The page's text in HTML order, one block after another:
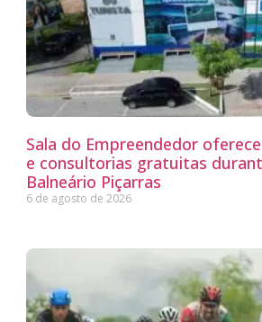
Sala do Empreendedor
e consultorias gratuitas
Balneário Piçarras
6 de agosto de 2026